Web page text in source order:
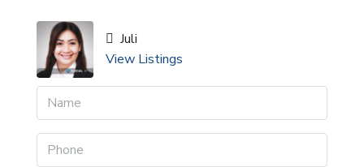
Juli
View Listings